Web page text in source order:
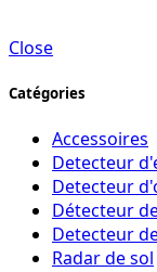
Close
Catégories
Accessoires
Detecteur
Detecteur
Détecteur
Detecteur
Radar de sol